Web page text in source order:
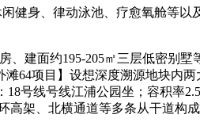
身、律动泳池、疗愈氧舱等以
建面约195-205㎡三层低密别
滩64项目】设想深度溯源地块
号线号线江浦公园坐；容积率
架、北横通道等多条从干道